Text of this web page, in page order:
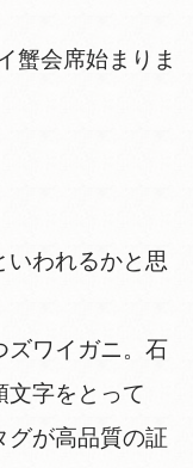
蟹会席始まりま
いわれるかと思
ズワイガニ。石
文字をとって
グが高品質の証